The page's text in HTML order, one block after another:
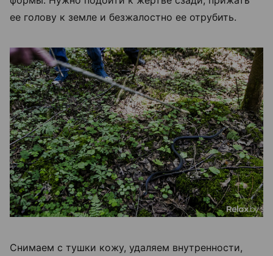
ее голову к земле и безжалостно ее отрубить.
Снимаем с тушки кожу, удаляем внутренности,